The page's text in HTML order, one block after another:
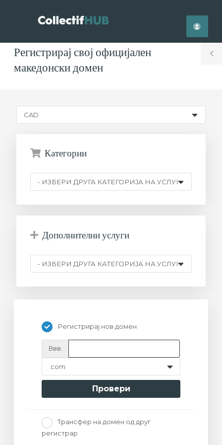
Mobile
Регистрирај свој официјален
македонски домен
Категории
Дополнителни услуги
Регистрирај нов домен
Ввв.
Провери
Трансфер на домен од друг
регистрар